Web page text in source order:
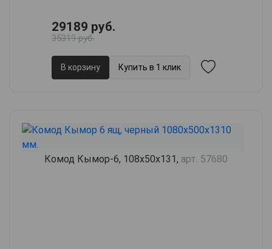
29189 руб.
35319 руб.
В корзину Купить в 1 клик
Комод Кымор-6, 108х50х131, арт. 57680